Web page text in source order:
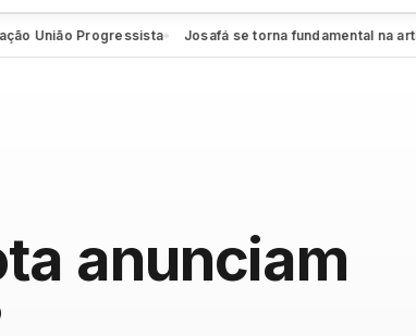
Progressista● Josafá se torna fundamental na
anunciam